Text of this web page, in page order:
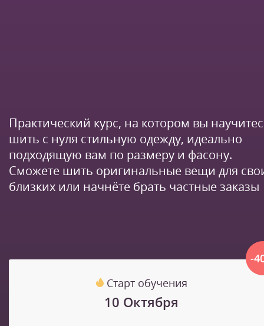
Практический курс, на котором вы
шить с нуля стильную одежду, идеально
подходящую вам по размеру и фасону.
Сможете шить оригинальные вещи для
близких или начнёте брать частные заказы
-
Старт обучения
10 Октября